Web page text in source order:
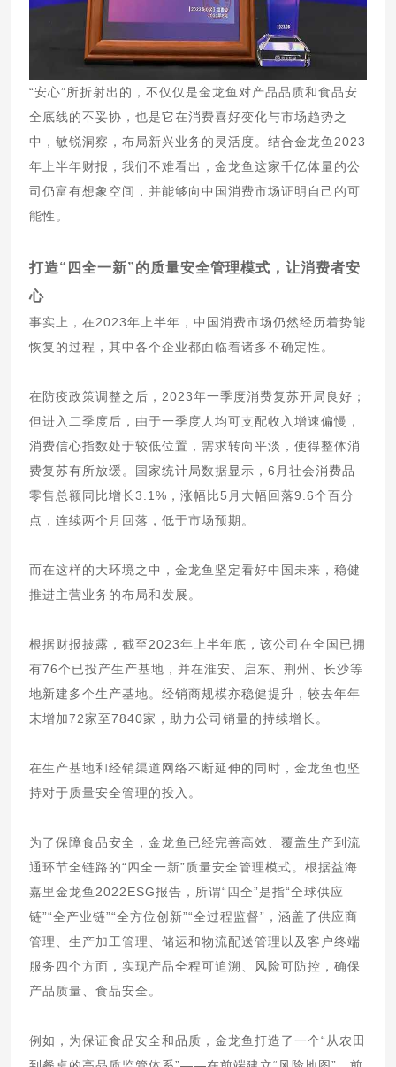
“安心”所折射出的，不仅仅是金龙鱼对产品品质和食品安
全底线的不妥协，也是它在消费喜好变化与市场趋势之
中，敏锐洞察，布局新兴业务的灵活度。结合金龙鱼2023
年上半年财报，我们不难看出，金龙鱼这家千亿体量的公
司仍富有想象空间，并能够向中国消费市场证明自己的可
能性。
打造“四全一新”的质量安全管理模式，让消费者安
心
事实上，在2023年上半年，中国消费市场仍然经历着势能
恢复的过程，其中各个企业都面临着诸多不确定性。
在防疫政策调整之后，2023年一季度消费复苏开局良好；
但进入二季度后，由于一季度人均可支配收入增速偏慢，
消费信心指数处于较低位置，需求转向平淡，使得整体消
费复苏有所放缓。国家统计局数据显示，6月社会消费品
零售总额同比增长3.1%，涨幅比5月大幅回落9.6个百分
点，连续两个月回落，低于市场预期。
而在这样的大环境之中，金龙鱼坚定看好中国未来，稳健
推进主营业务的布局和发展。
根据财报披露，截至2023年上半年底，该公司在全国已拥
有76个已投产生产基地，并在淮安、启东、荆州、长沙等
地新建多个生产基地。经销商规模亦稳健提升，较去年年
末增加72家至7840家，助力公司销量的持续增长。
在生产基地和经销渠道网络不断延伸的同时，金龙鱼也坚
持对于质量安全管理的投入。
为了保障食品安全，金龙鱼已经完善高效、覆盖生产到流
通环节全链路的“四全一新”质量安全管理模式。根据益海
嘉里金龙鱼2022ESG报告，所谓“四全”是指“全球供应
链”“全产业链”“全方位创新”“全过程监督”，涵盖了供应商
管理、生产加工管理、储运和物流配送管理以及客户终端
服务四个方面，实现产品全程可追溯、风险可防控，确保
产品质量、食品安全。
例如，为保证食品安全和品质，金龙鱼打造了一个“从农田